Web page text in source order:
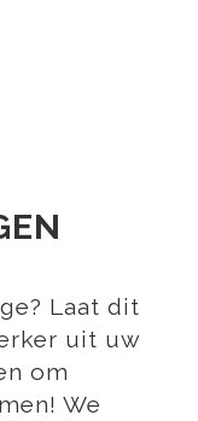
Laat dit
uit uw
om
We